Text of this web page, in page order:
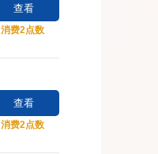
查看
消费2点数
查看
消费2点数